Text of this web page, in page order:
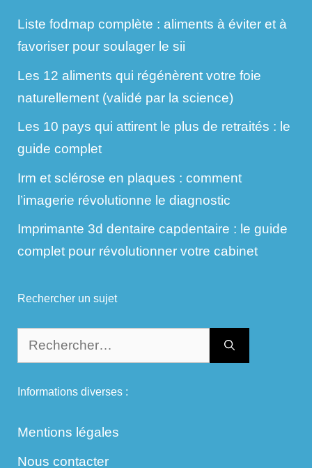
Liste fodmap complète : aliments à éviter et à
favoriser pour soulager le sii
Les 12 aliments qui régénèrent votre foie
naturellement (validé par la science)
Les 10 pays qui attirent le plus de retraités : le
guide complet
Irm et sclérose en plaques : comment
l’imagerie révolutionne le diagnostic
Imprimante 3d dentaire capdentaire : le guide
complet pour révolutionner votre cabinet
Rechercher un sujet
Rechercher :
Informations diverses :
Mentions légales
Nous contacter